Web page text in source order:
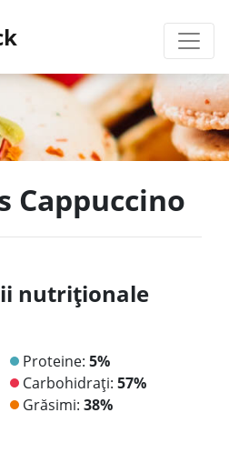
Cappuccino
nutriționale
Proteine: 5%
Carbohidrați: 57%
Grăsimi: 38%